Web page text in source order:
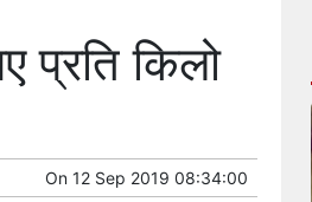
प्रति किलो
On 12 Sep 2019 08:34:00